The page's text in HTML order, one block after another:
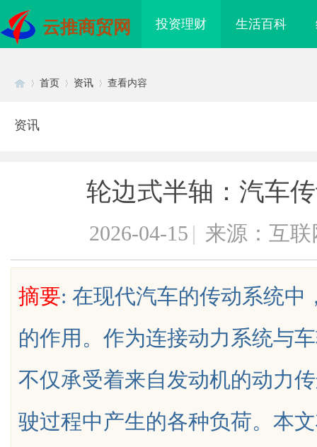
云推商贸网 投资理财 生活百科
uz
首页 资讯 查看内容
资讯
轮边式半轴：汽车
2026-04-15 | 来源：互联
摘要: 在现代汽车的传动系统中
的作用。作为连接动力系统与
不仅承受着来自发动机的动力
驶过程中产生的各种负荷。本
发体系全解析